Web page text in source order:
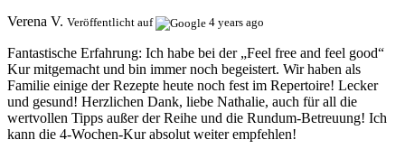
Verena V. Veröffentlicht auf 4 years ago
Fantastische Erfahrung: Ich habe bei der „Feel free and feel good“
Kur mitgemacht und bin immer noch begeistert. Wir haben als
Familie einige der Rezepte heute noch fest im Repertoire! Lecker
und gesund! Herzlichen Dank, liebe Nathalie, auch für all die
wertvollen Tipps außer der Reihe und die Rundum-Betreuung! Ich
kann die 4-Wochen-Kur absolut weiter empfehlen!